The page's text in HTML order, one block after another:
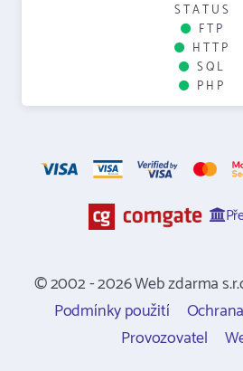
STATUS
FTP
HTTP
SQL
PHP
© 2002 - 2026 Web zdarma
Podmínky použití
Provozovatel